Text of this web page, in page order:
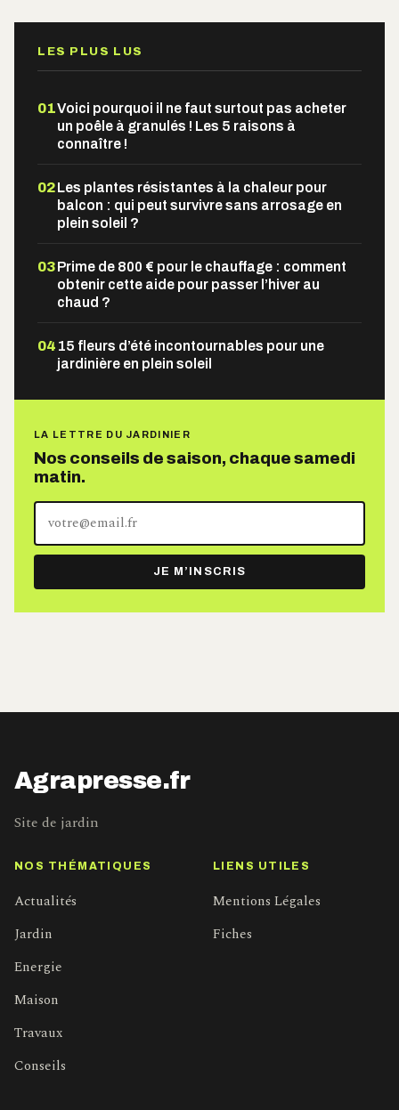
LES PLUS LUS
01Voici pourquoi il ne faut surtout pas acheter
un poêle à granulés ! Les 5 raisons à
connaître !
02Les plantes résistantes à la chaleur pour
balcon : qui peut survivre sans arrosage en
plein soleil ?
03Prime de 800 € pour le chauffage : comment
obtenir cette aide pour passer l’hiver au
chaud ?
04 15 fleurs d’été incontournables pour une
jardinière en plein soleil
LA LETTRE DU JARDINIER
Nos conseils de saison, chaque samedi
matin.
Votre
adresse
e-
mail
JE M’INSCRIS
Agrapresse.fr
Site de jardin
NOS THÉMATIQUES
Actualités
Jardin
Energie
Maison
Travaux
Conseils
LIENS UTILES
Mentions Légales
Fiches